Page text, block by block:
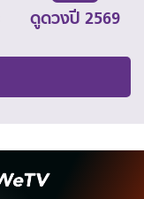
ดูดวงปี 2569